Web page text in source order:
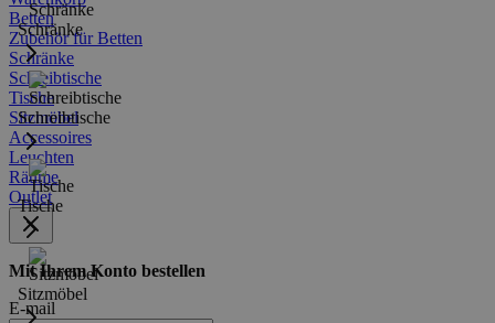
Schränke
Schreibtische
Tische
Sitzmöbel
Betten
Zubehör für Betten
Schränke
Schreibtische
Tische
Sitzmöbel
Accessoires
Leuchten
Räume
Outlet
Mit Ihrem Konto bestellen
E-mail